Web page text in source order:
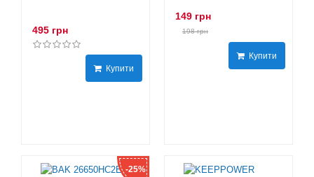
495 грн
Купити
149 грн
198 грн
Купити
-25%